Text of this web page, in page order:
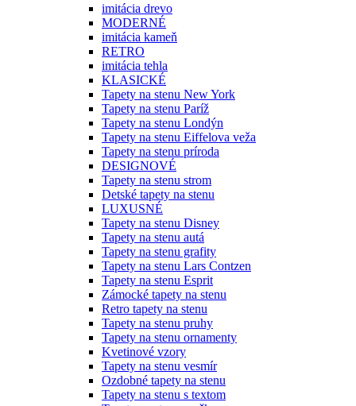
imitácia drevo
MODERNÉ
imitácia kameň
RETRO
imitácia tehla
KLASICKÉ
Tapety na stenu New York
Tapety na stenu Paríž
Tapety na stenu Londýn
Tapety na stenu Eiffelova veža
Tapety na stenu príroda
DESIGNOVÉ
Tapety na stenu strom
Detské tapety na stenu
LUXUSNÉ
Tapety na stenu Disney
Tapety na stenu autá
Tapety na stenu grafity
Tapety na stenu Lars Contzen
Tapety na stenu Esprit
Zámocké tapety na stenu
Retro tapety na stenu
Tapety na stenu pruhy
Tapety na stenu ornamenty
Kvetinové vzory
Tapety na stenu vesmír
Ozdobné tapety na stenu
Tapety na stenu s textom